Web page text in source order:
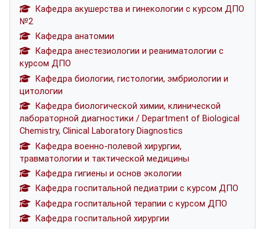
Кафедра акушерства и гинекологии с курсом ДПО
№2
Кафедра анатомии
Кафедра анестезиологии и реаниматологии с
курсом ДПО
Кафедра биологии, гистологии, эмбриологии и
цитологии
Кафедра биологической химии, клинической
лабораторной диагностики / Department of Biological
Chemistry, Clinical Laboratory Diagnostics
Кафедра военно-полевой хирургии,
травматологии и тактической медицины
Кафедра гигиены и основ экологии
Кафедра госпитальной педиатрии с курсом ДПО
Кафедра госпитальной терапии с курсом ДПО
Кафедра госпитальной хирургии